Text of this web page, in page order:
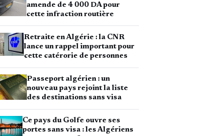
amende de 4 000 DA pour
cette infraction routière
Retraite en Algérie : la CNR
lance un rappel important pour
cette catérorie de personnes
Passeport algérien : un
nouveau pays rejoint la liste
des destinations sans visa
Ce pays du Golfe ouvre ses
portes sans visa : les Algériens